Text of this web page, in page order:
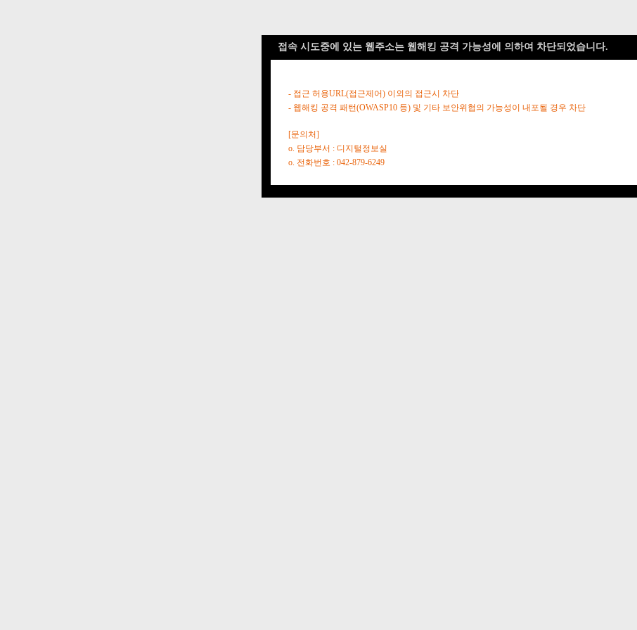
접속 시도중에 있는 웹주소는 웹해킹 공격 가능성에 의하여 차단되었습니다.
- 접근 허용URL(접근제어) 이외의 접근시 차단
- 웹해킹 공격 패턴(OWASP10 등) 및 기타 보안위협의 가능성이 내포될 경우 차단
[문의처]
o. 담당부서 : 디지털정보실
o. 전화번호 : 042-879-6249